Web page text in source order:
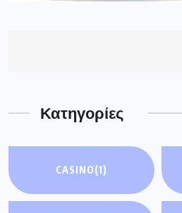
Κατηγορίες
CASINO(1)